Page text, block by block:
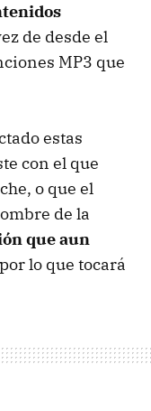
de desde el
MP3 que
estas
con el que
o que el
de la
que aun
lo que tocará